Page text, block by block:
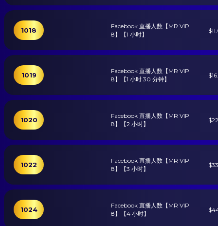
1018
Facebook 直播人数【MR VIP
8】【1 小时】
1019
Facebook 直播人数【MR VIP
8】【1 小时 30 分钟】
1020
Facebook 直播人数【MR VIP
8】【2 小时】
1022
Facebook 直播人数【MR VIP
8】【3 小时】
1024
Facebook 直播人数【MR VIP
8】【4 小时】